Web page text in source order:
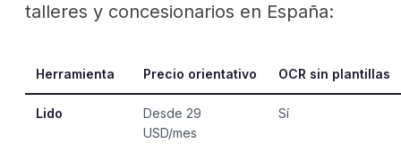
talleres y concesionarios en España:
Herramienta Precio orientativo OCR sin plantillas
Lido
Desde 29
USD/mes
Sí